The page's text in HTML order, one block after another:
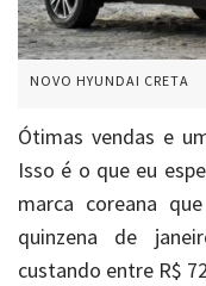
NOVO HYUNDAI CRETA
Ótimas vendas e
Isso é o que eu
marca coreana
quinzena de
custando entre R$